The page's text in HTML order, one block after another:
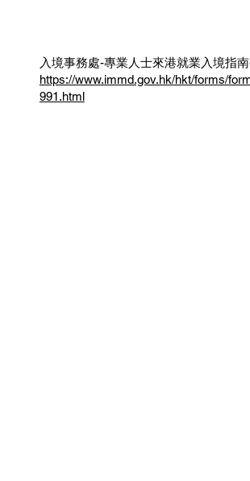
入境事務處-專業人士來港就業入境指
https://www.immd.gov.hk/hkt/forms/
991.html